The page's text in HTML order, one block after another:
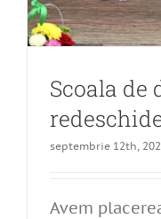
Scoala
septembrie 12th,
Avem